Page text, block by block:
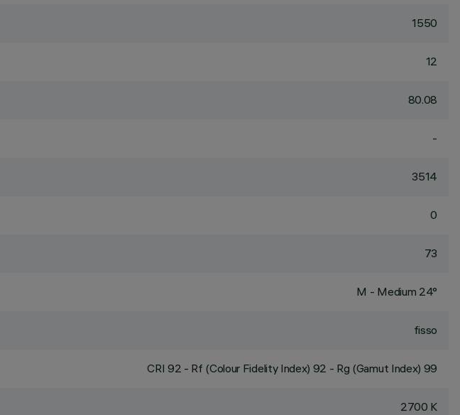
1550
12
80.08
-
3514
0
73
M - Medium 24°
fisso
CRI 92 - Rf (Colour Fidelity Index) 92 - Rg (Gamut Index) 99
2700 K